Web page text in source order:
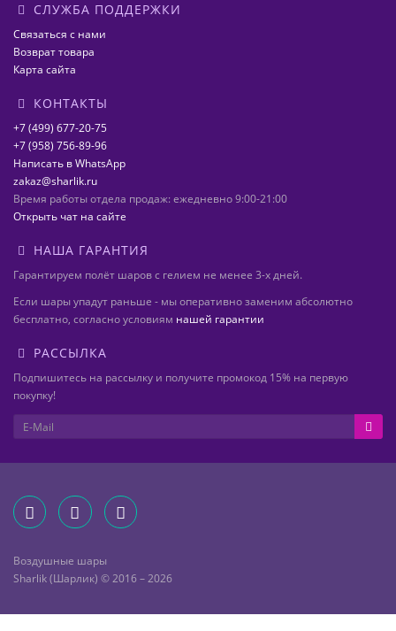
СЛУЖБА ПОДДЕРЖКИ
Связаться с нами
Возврат товара
Карта сайта
КОНТАКТЫ
+7 (499) 677-20-75
+7 (958) 756-89-96
Написать в WhatsApp
zakaz@sharlik.ru
Время работы отдела продаж: ежедневно 9:00-21:00
Открыть чат на сайте
НАША ГАРАНТИЯ
Гарантируем полёт шаров с гелием не менее 3-х дней.
Если шары упадут раньше - мы оперативно заменим абсолютно
бесплатно, согласно условиям нашей гарантии
РАССЫЛКА
Подпишитесь на рассылку и получите промокод 15% на первую
покупку!
Воздушные шары
Sharlik (Шарлик) © 2016 – 2026